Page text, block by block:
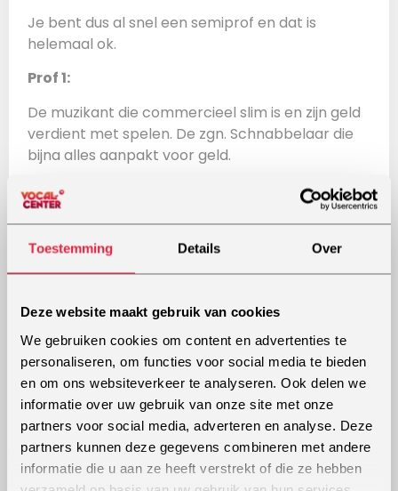
Toestemming Details Over
Deze website maakt gebruik van cookies
We gebruiken cookies om content en advertenties te
personaliseren, om functies voor social media te bieden
en om ons websiteverkeer te analyseren. Ook delen we
informatie over uw gebruik van onze site met onze
partners voor social media, adverteren en analyse. Deze
partners kunnen deze gegevens combineren met andere
informatie die u aan ze heeft verstrekt of die ze hebben
Je bent dus al snel een semiprof en dat is
helemaal ok.
Prof 1:
De muzikant die commercieel slim is en zijn geld
verdient met spelen. De zgn. Schnabbelaar die
bijna alles aanpakt voor geld.
Prof 2:
De combinatie van deze. De meest zeldzame.
Meestal een heel hard werkend muzikant,
zetten en te gaan spelen wat het publiek wil
Prof 3:
De devoted muzikant die perfectie nastreeft,
zich ontwikkelt, lessen neemt en daardoor geen
tijd heeft voor commerciële gigs en geen geld
overhoudt vanwege de investeringen in zichzelf,
zijn nieuw te releasen album.Wil je een keer met